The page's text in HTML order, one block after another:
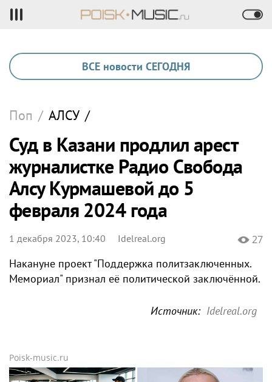
ВСЕ новости СЕГОДНЯ
Поп / АЛСУ /
Суд в Казани продлил арест
журналистке Радио Свобода
Алсу Курмашевой до 5
февраля 2024 года
1 декабря 2023, 10:40 Idelreal.org 27
Накануне проект "Поддержка политзаключенных.
Мемориал" признал её политической заключённой.
Источник: Idelreal.org
Poisk-music.ru